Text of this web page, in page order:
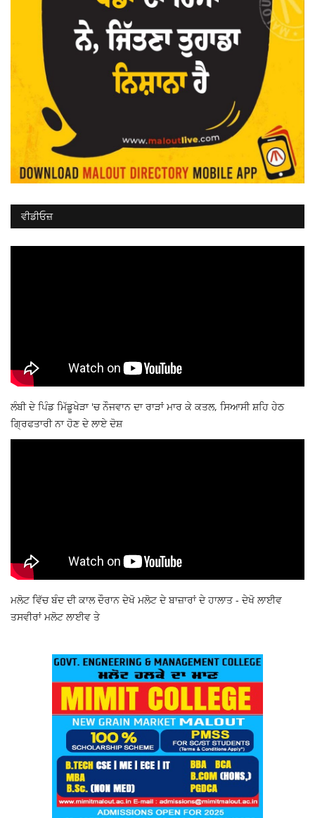
ਵੀਡੀਓਜ਼
ਲੰਬੀ ਦੇ ਪਿੰਡ ਮਿੱਡੂਖੇੜਾ 'ਚ ਨੌਜਵਾਨ ਦਾ ਰਾੜਾਂ ਮਾਰ ਕੇ ਕਤਲ, ਸਿਆਸੀ ਸ਼ਹਿ ਹੇਠ
ਗ੍ਰਿਫਤਾਰੀ ਨਾ ਹੋਣ ਦੇ ਲਾਏ ਦੋਸ਼
ਮਲੋਟ ਵਿੱਚ ਬੰਦ ਦੀ ਕਾਲ ਦੌਰਾਨ ਦੇਖੋ ਮਲੋਟ ਦੇ ਬਾਜ਼ਾਰਾਂ ਦੇ ਹਾਲਾਤ - ਦੇਖੋ ਲਾਈਵ
ਤਸਵੀਰਾਂ ਮਲੋਟ ਲਾਈਵ ਤੇ